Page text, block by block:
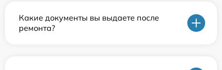
Какие документы вы выдаете после
ремонта?